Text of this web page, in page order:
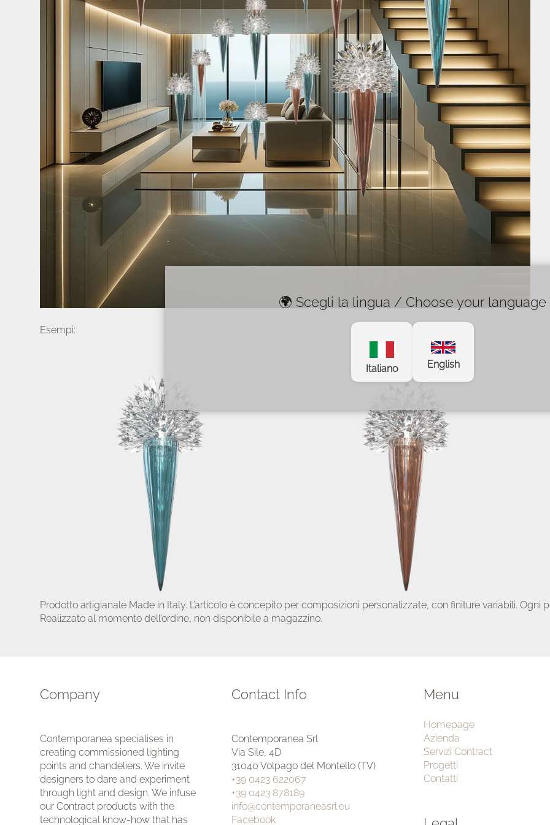
Esempi:
Prodotto artigianale Made in Italy. L’articolo è concepito per composizioni personalizzate, con finiture variabili.
Realizzato al momento dell’ordine, non disponibile a magazzino.
Company
Contemporanea specialises in
creating commissioned lighting
points and chandeliers. We invite
designers to dare and experiment
through light and design. We infuse
our Contract products with the
technological know-how that has
Contact Info
Contemporanea Srl
Via Sile, 4D
31040 Volpago del Montello (TV)
+39 0423 622067
+39 0423 878189
info@contemporaneasrl.eu
Facebook
Menu
Homepage
Azienda
Servizi Contract
Progetti
Contatti
🌍 Scegli la lingua / Choose your language
Italiano English